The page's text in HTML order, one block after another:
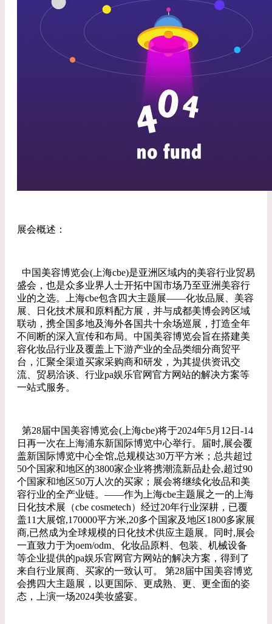
展会概述：
中国美容博览会(上海cbe)是亚洲区域内的美容行业贸易
盛会，也是众多业界人士开拓中国市场乃至亚洲美容行
业的之选。上海cbe包含四大主题展——化妆品展、美容
展、日化技术展和原料配方展，并与成都美博会跨区域
联动，携全国多地及海外各国共十余场巡展，打造全年
不间断的深入宣传和布局。中国美容博览会旨在搭建美
容化妆品行业及覆盖上下游产业的全品类细分商贸平
台，汇聚全渠道买家采购商和研发，为其提供资讯交
流、贸易洽谈、行业pa娱乐官网官方网站的解决方案等
一站式服务。
第28届中国美容博览会(上海cbe)将于2024年5月12日-14
日再一次在上海浦东新国际博览中心举行。届时,展会覆
盖新国际博览中心全馆,总规模达30万平方米；总共超过
50个国家和地区的3800家企业将携潮流新品赴会,超过90
个国家和地区50万人次的买家；展会将继续化妆品和美
容行业的全产业链。——作为上海cbe主题展之一的上海
日化技术展（cbe cosmetech）经过20年行业深耕，已覆
盖11大展馆,170000平方米,20多个国家及地区1800多家展
商,已然成为全球规模的日化技术供应主题展。同时,展会
一直致力于为oem/odm、化妆品原料、包装、机械设备
等企业提供的pa娱乐官网官方网站的解决方案，得到了
来自行业展商、买家的一致认可。 第28届中国美容博览
会携四大主题展，以更国际、更成熟、更、更全面的姿
态，上演一场2024美妆盛宴。